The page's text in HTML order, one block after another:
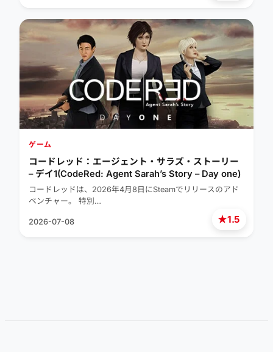
★1.5
ゲーム
コードレッド：エージェント・サラズ・ストーリー
– デイ1(CodeRed: Agent Sarah’s Story – Day one)
コードレッドは、2026年4月8日にSteamでリリースのアド
ベンチャー。 特別…
2026-07-08